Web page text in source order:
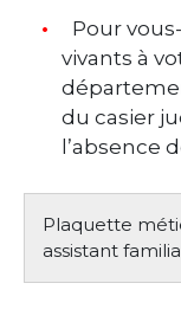
Pour
vivants à
du casier
l’absence
Plaquette
assistant